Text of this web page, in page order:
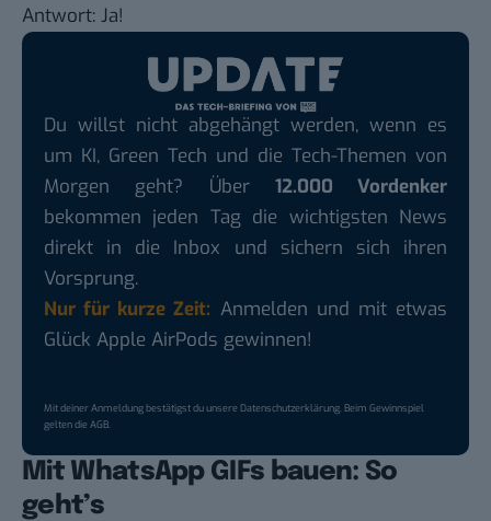
Antwort: Ja!
Du willst nicht abgehängt werden, wenn es
um KI, Green Tech und die Tech-Themen von
Morgen geht? Über 12.000 Vordenker
bekommen jeden Tag die wichtigsten News
direkt in die Inbox und sichern sich ihren
Vorsprung.
Nur für kurze Zeit: Anmelden und mit etwas
Glück Apple AirPods gewinnen!
Mit deiner Anmeldung bestätigst du unsereDatenschutzerklärung. Beim Gewinnspiel
gelten dieAGB.
Mit WhatsApp GIFs bauen: So
geht’s